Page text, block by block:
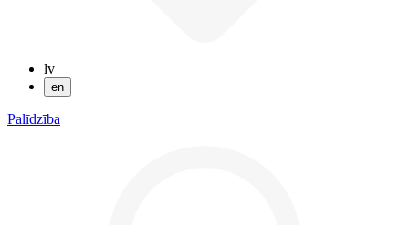
lv
en
Palīdzība